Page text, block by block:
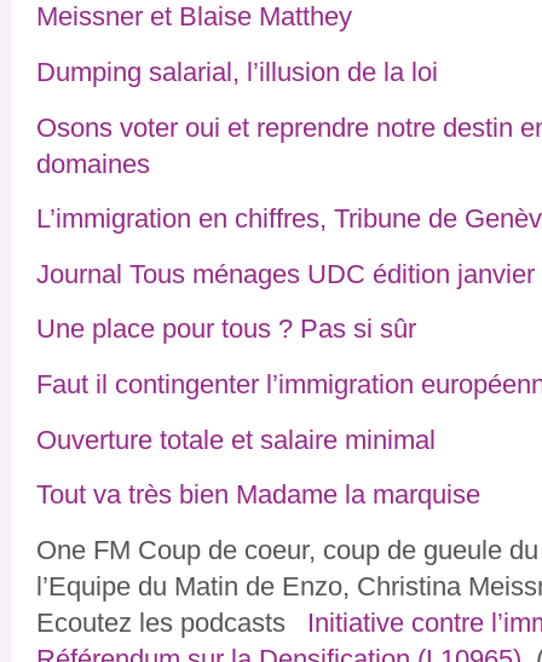
Meissner et Blaise Matthey
Dumping salarial, l’illusion de la loi
Osons voter oui et reprendre notre destin
domaines
L’immigration en chiffres, Tribune de
Journal Tous ménages UDC édition janvier
Une place pour tous ? Pas si sûr
Faut il contingenter l’immigration
Ouverture totale et salaire minimal
Tout va très bien Madame la marquise
One FM Coup de coeur, coup de gueule
l’Equipe du Matin de Enzo, Christina
Ecoutez les podcasts
Initiative contre